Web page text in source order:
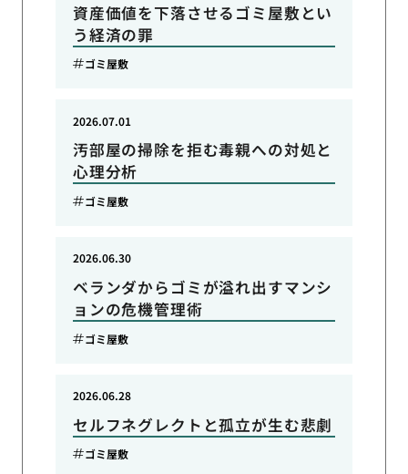
資産価値を下落させるゴミ屋敷とい
う経済の罪
ゴミ屋敷
汚部屋の掃除を拒む毒親への対処と
心理分析
2026.07.01
ゴミ屋敷
ベランダからゴミが溢れ出すマンシ
ョンの危機管理術
2026.06.30
ゴミ屋敷
セルフネグレクトと孤立が生む悲劇
2026.06.28
ゴミ屋敷